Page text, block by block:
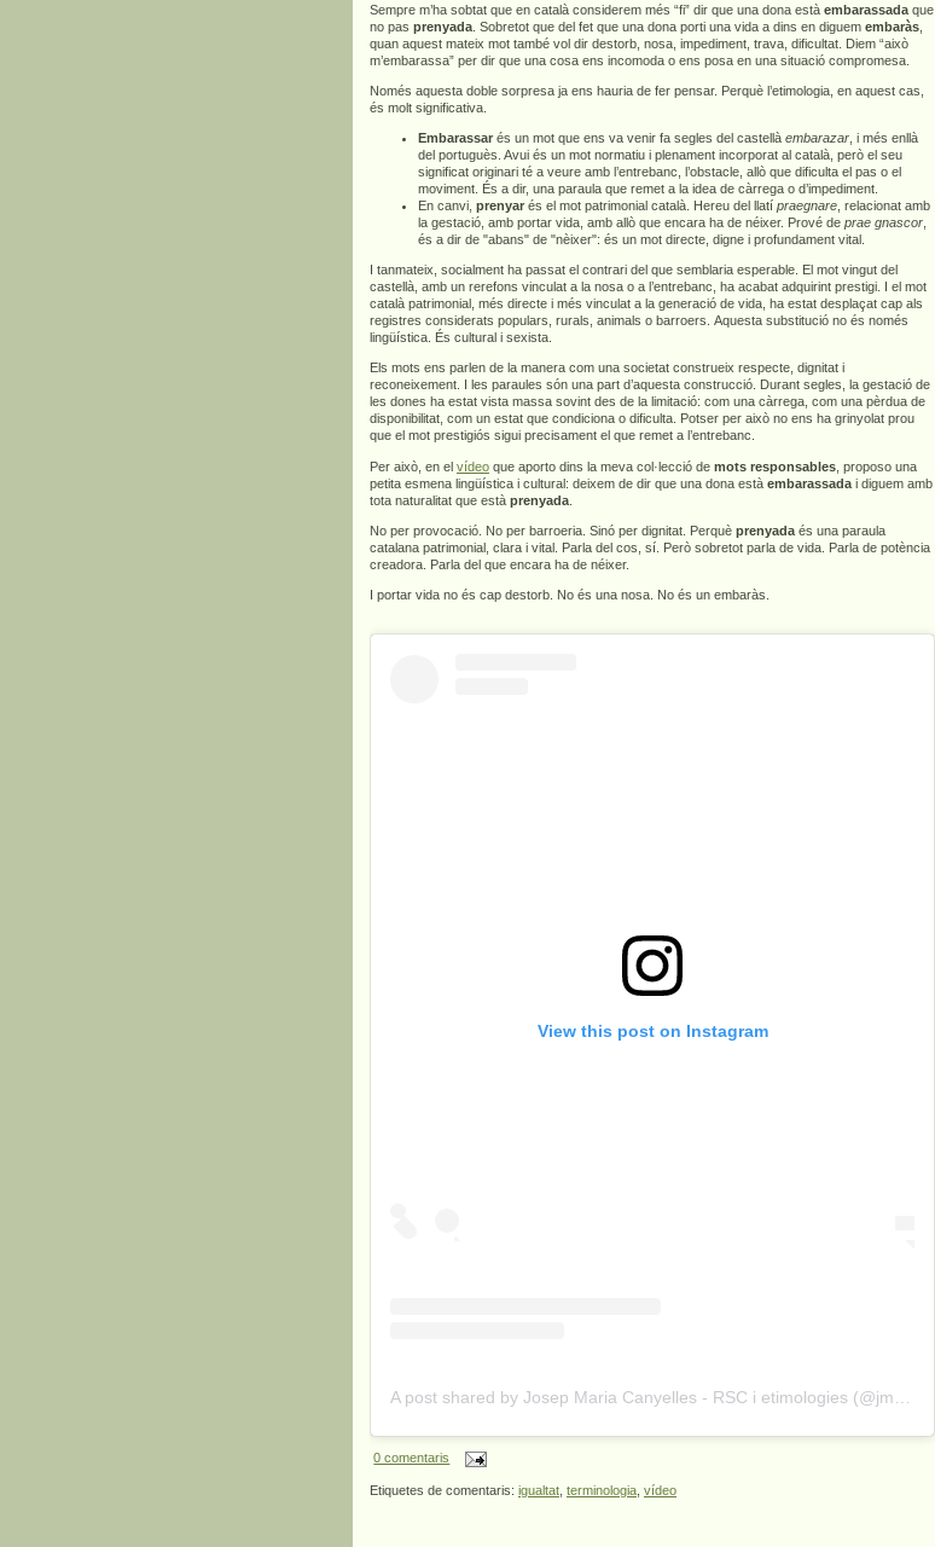
Sempre m’ha sobtat que en català considerem més “fi” dir que una dona està embarassada que
no pas prenyada . Sobretot que del fet que una dona porti una vida a dins en diguem embaràs
quan aquest mateix mot també vol dir destorb, nosa, impediment, trava, dificultat. Diem “això
m’embarassa” per dir que una cosa ens incomoda o ens posa en una situació compromesa.
Només aquesta doble sorpresa ja ens hauria de fer pensar. Perquè l’etimologia, en aquest cas,
és molt significativa.
Embarassar és un mot que ens va venir fa segles del castellà embarazar , i més enllà
del portuguès. Avui és un mot normatiu i plenament incorporat al català, però el seu
significat originari té a veure amb l’entrebanc, l’obstacle, allò que dificulta el pas o el
moviment. És a dir, una paraula que remet a la idea de càrrega o d’impediment.
En canvi, prenyar és el mot patrimonial català. Hereu del llatí praegnare , relacionat amb
la gestació, amb portar vida, amb allò que encara ha de néixer. Prové de prae gnascor
és a dir de "abans" de "nèixer": és un mot directe, digne i profundament vital.
I tanmateix, socialment ha passat el contrari del que semblaria esperable. El mot vingut del
castellà, amb un rerefons vinculat a la nosa o a l’entrebanc, ha acabat adquirint prestigi. I el mot
català patrimonial, més directe i més vinculat a la generació de vida, ha estat desplaçat cap als
registres considerats populars, rurals, animals o barroers. Aquesta substitució no és només
lingüística. És cultural i sexista.
Els mots ens parlen de la manera com una societat construeix respecte, dignitat i
reconeixement. I les paraules són una part d’aquesta construcció. Durant segles, la gestació de
les dones ha estat vista massa sovint des de la limitació: com una càrrega, com una pèrdua de
disponibilitat, com un estat que condiciona o dificulta. Potser per això no ens ha grinyolat prou
que el mot prestigiós sigui precisament el que remet a l’entrebanc.
Per això, en el vídeo que aporto dins la meva col·lecció de mots responsables , proposo una
petita esmena lingüística i cultural: deixem de dir que una dona està embarassada i diguem amb
tota naturalitat que està prenyada
No per provocació. No per barroeria. Sinó per dignitat. Perquè prenyada és una paraula
catalana patrimonial, clara i vital. Parla del cos, sí. Però sobretot parla de vida. Parla de potència
creadora. Parla del que encara ha de néixer.
I portar vida no és cap destorb. No és una nosa. No és un embaràs.
View this post on Instagram
A post shared by Josep Maria Canyelles - RSC i etimologies (@jmcanyelles)
0 comentaris
Etiquetes de comentaris: igualtat terminologia vídeo